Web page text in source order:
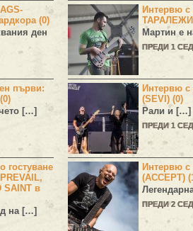
(0)
ден
първи:
[…]
гостуване
SAINT в
на […]
Интервю
Мартин е
ПРЕДИ 1
Интервю с
(SEVI) (0)
Рали и […]
ПРЕДИ 1
Интервю с
(ACCEPT)
ПРЕДИ 2